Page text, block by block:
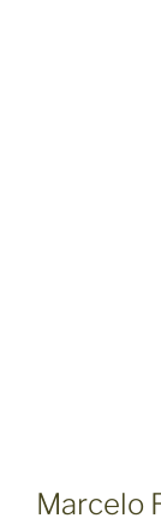
Marcelo